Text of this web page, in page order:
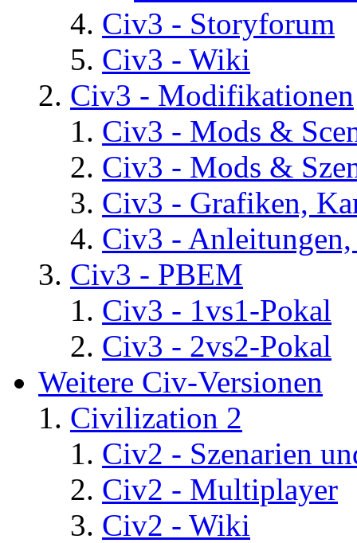
Civ3 - Storyforum
Civ3 - Wiki
Civ3 - Modifikationen
Civ3 - Mods &
Civ3 - Mods &
Civ3 - Grafiken,
Civ3 -
Civ3 - PBEM
Civ3 - 1vs1-Pokal
Civ3 - 2vs2-Pokal
Weitere Civ-Versionen
Civilization 2
Civ2 - Szenarien
Civ2 - Multiplayer
Civ2 - Wiki